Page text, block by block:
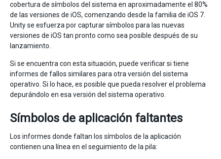
cobertura de símbolos del sistema en aproximadamente el 80%
de las versiones de iOS, comenzando desde la familia de iOS 7.
Unity se esfuerza por capturar símbolos para las nuevas
versiones de iOS tan pronto como sea posible después de su
lanzamiento.
Si se encuentra con esta situación, puede verificar si tiene
informes de fallos similares para otra versión del sistema
operativo. Si lo hace, es posible que pueda resolver el problema
depurándolo en esa versión del sistema operativo.
Símbolos de aplicación faltantes
Los informes donde faltan los símbolos de la aplicación
contienen una línea en el seguimiento de la pila: